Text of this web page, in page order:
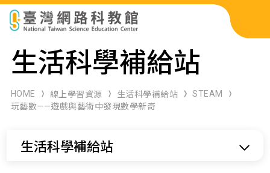
科展作品檢索
科學研習月刊
生活科學補給站
HOME 線上學習資源 生活科學補給站
STEAM
玩藝數——遊戲與藝術中發現數學新奇
生活科學補給站